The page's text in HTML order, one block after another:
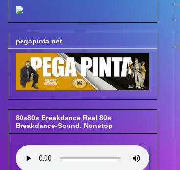
pegapinta.net
80s80s Breakdance Real 80s
Breakdance-Sound. Nonstop